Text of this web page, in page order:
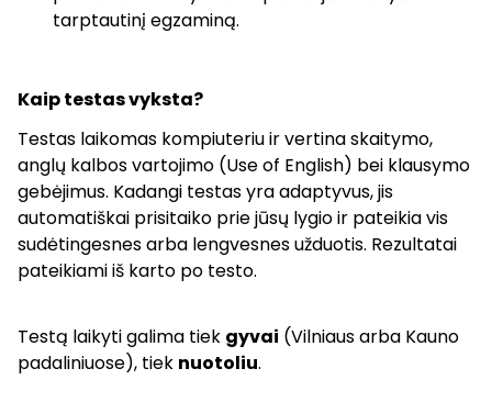
tarptautinį egzaminą.
Kaip testas vyksta?
Testas laikomas kompiuteriu ir vertina skaitymo,
anglų kalbos vartojimo (Use of English) bei klausymo
gebėjimus. Kadangi testas yra adaptyvus, jis
automatiškai prisitaiko prie jūsų lygio ir pateikia vis
sudėtingesnes arba lengvesnes užduotis. Rezultatai
pateikiami iš karto po testo.
Testą laikyti galima tiek gyvai (Vilniaus arba Kauno
padaliniuose), tiek nuotoliu.